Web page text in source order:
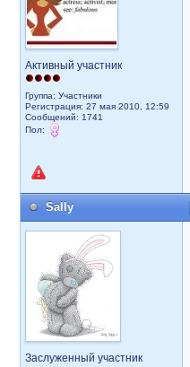
Активный участник
Группа: Участники
Регистрация: 27 мая 2010, 12:59
Сообщений: 1741
Пол:
Sally
Заслуженный участник